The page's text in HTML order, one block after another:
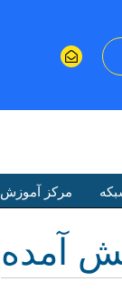
مرکز آموزش
آمده